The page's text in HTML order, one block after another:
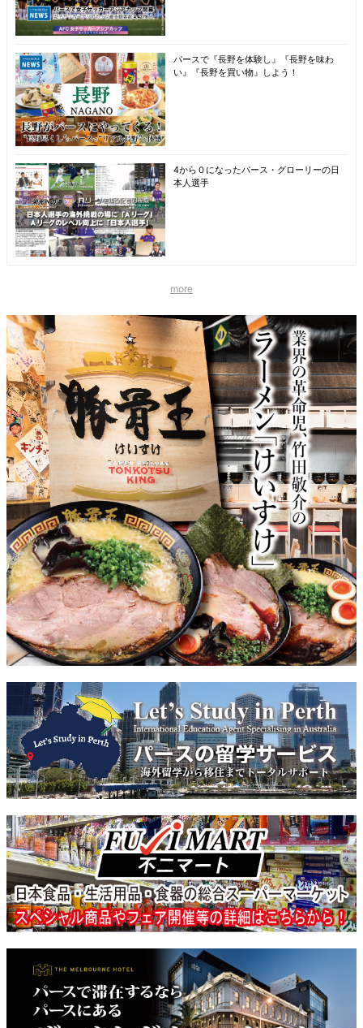
パースで『長野を体験し』『長野を味わ
い』『長野を買い物』しよう！
4から０になったパース・グローリーの日
本人選手
more